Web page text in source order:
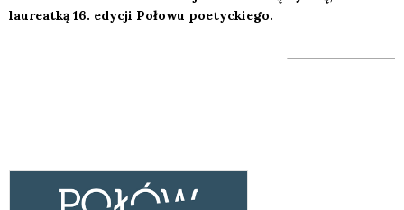
laureatką 16. edycji Połowu poetyckiego.